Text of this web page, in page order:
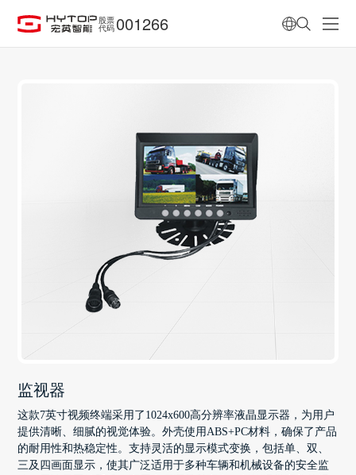
股票
代码 001266
监视器
这款7英寸视频终端采用了1024x600高分辨率液晶显示器，为用户
提供清晰、细腻的视觉体验。外壳使用ABS+PC材料，确保了产品
的耐用性和热稳定性。支持灵活的显示模式变换，包括单、双、
三及四画面显示，使其广泛适用于多种车辆和机械设备的安全监